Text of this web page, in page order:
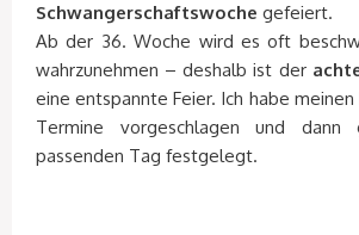
Schwangerschaftswoche gefeiert.
Ab der 36. Woche wird es oft
wahrzunehmen – deshalb ist der
eine entspannte Feier. Ich habe meinen
Termine vorgeschlagen und dann
passenden Tag festgelegt.